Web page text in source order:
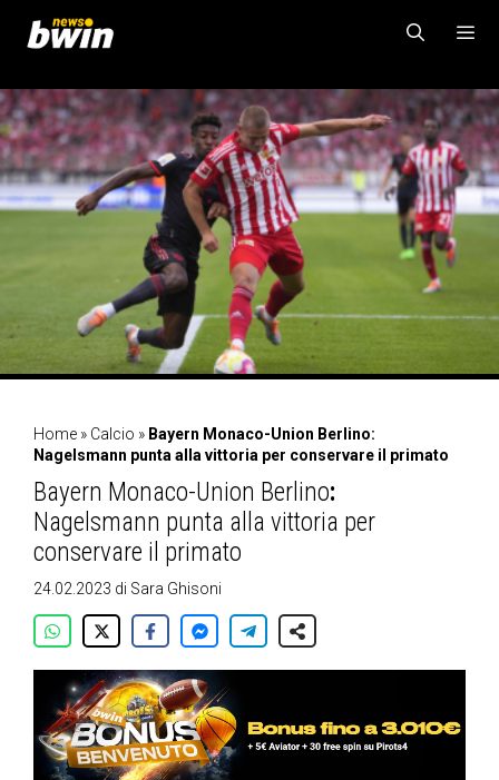
contenuto
MENU
Home » Calcio » Bayern Monaco-Union Berlino:
Nagelsmann punta alla vittoria per conservare il primato
Bayern Monaco-Union Berlino:
Nagelsmann punta alla vittoria per
conservare il primato
24.02.2023 di Sara Ghisoni